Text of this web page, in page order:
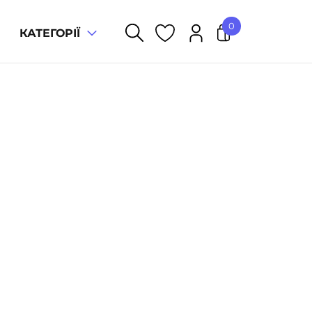
КАТЕГОРІЇ
0
У кошику немає товарів.